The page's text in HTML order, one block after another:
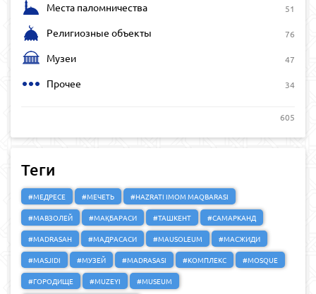
Места паломничества 51
Религиозные объекты 76
Музеи 47
Прочее 34
605
Теги
#МЕДРЕСЕ #МЕЧЕТЬ
#HAZRATI IMOM MAQBARASI
#МАВЗОЛЕЙ
#МАҚБАРАСИ #ТАШКЕНТ
#САМАРКАНД
#MADRASAH
#МАДРАСАСИ #MAUSOLEUM
#МАСЖИДИ
#MASJIDI
#МУЗЕЙ #MADRASASI #КОМПЛЕКС
#MOSQUE
#ГОРОДИЩЕ
#MUZEYI
#MUSEUM